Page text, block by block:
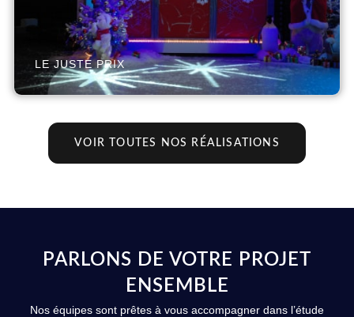
LE JUSTE PRIX
VOIR TOUTES NOS RÉALISATIONS
PARLONS DE VOTRE PROJET
ENSEMBLE
Nos équipes sont prêtes à vous accompagner dans l’étude